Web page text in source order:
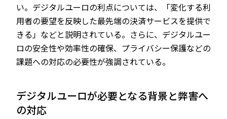
い。デジタルユーロの利点については、「変化する利
用者の要望を反映した最先端の決済サービスを提供で
きる」などと説明されている。さらに、デジタルユー
ロの安全性や効率性の確保、プライバシー保護などの
課題への対応の必要性が強調されている。
デジタルユーロが必要となる背景と弊害へ
の対応